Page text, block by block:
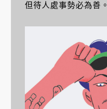
但待人處事勢必為善。